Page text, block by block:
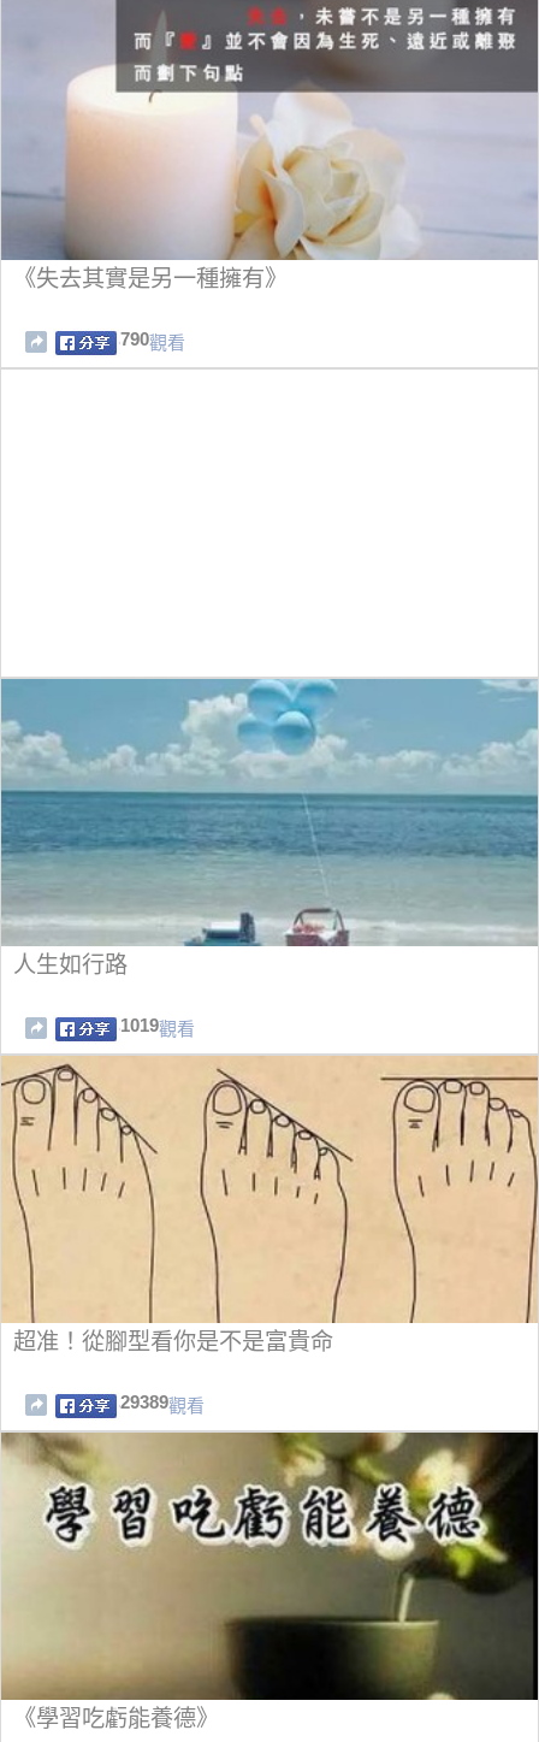
《失去其實是另一種擁有》
790觀看
人生如行路
1019觀看
超准！從腳型看你是不是富貴命
29389觀看
《學習吃虧能養德》